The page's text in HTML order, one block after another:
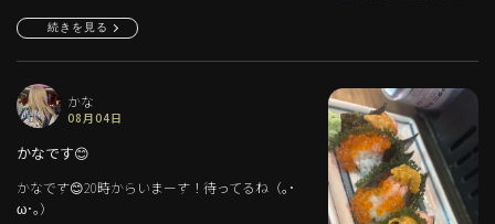
続きを見る
かな
08月04日
かなです😊
かなです😊20時からいまーす！待ってるね（｡･
ω･｡）